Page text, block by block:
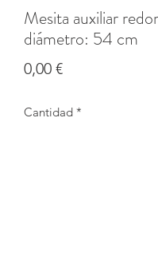
Mesita auxiliar
diámetro: 54 cm
0,00 €Precio
Cantidad *